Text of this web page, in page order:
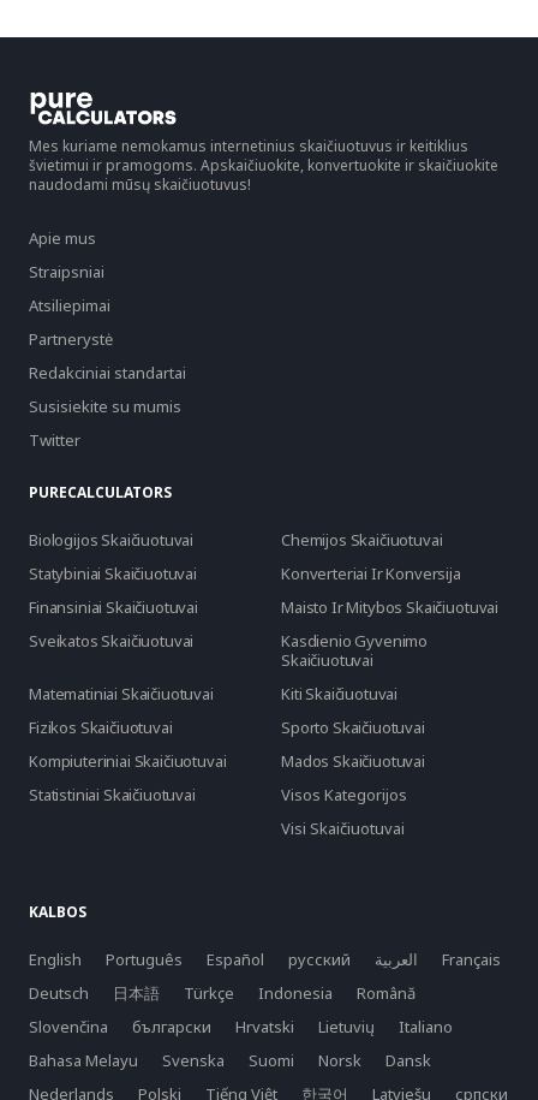
Mes kuriame nemokamus internetinius skaičiuotuvus ir keitiklius
švietimui ir pramogoms. Apskaičiuokite, konvertuokite ir skaičiuokite
naudodami mūsų skaičiuotuvus!
Apie mus
Straipsniai
Atsiliepimai
Partnerystė
Redakciniai standartai
Susisiekite su mumis
Twitter
PURECALCULATORS
Biologijos Skaičiuotuvai
Chemijos Skaičiuotuvai
Statybiniai Skaičiuotuvai
Konverteriai Ir Konversija
Finansiniai Skaičiuotuvai
Maisto Ir Mitybos Skaičiuotuvai
Sveikatos Skaičiuotuvai
Kasdienio Gyvenimo
Skaičiuotuvai
Matematiniai Skaičiuotuvai
Kiti Skaičiuotuvai
Fizikos Skaičiuotuvai
Sporto Skaičiuotuvai
Kompiuteriniai Skaičiuotuvai
Mados Skaičiuotuvai
Statistiniai Skaičiuotuvai
Visos Kategorijos
Visi Skaičiuotuvai
KALBOS
English Português Español русский العربية
Français
Deutsch
日本語 Türkçe Indonesia
Română
Slovenčina
български Hrvatski Lietuvių
Italiano
Bahasa Melayu
Svenska Suomi Norsk
Dansk
Nederlands
Polski Tiếng Việt 한국어 Latviešu српски